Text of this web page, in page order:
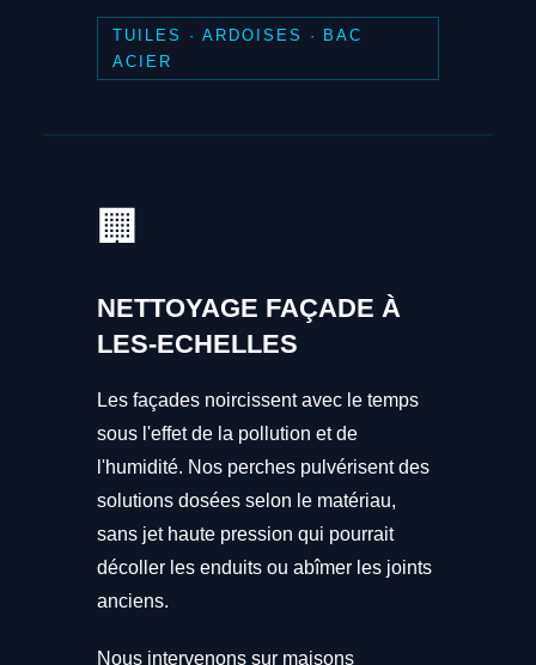
TUILES · ARDOISES · BAC
ACIER
🏢
NETTOYAGE FAÇADE À
LES-ECHELLES
Les façades noircissent avec le temps
sous l'effet de la pollution et de
l'humidité. Nos perches pulvérisent des
solutions dosées selon le matériau,
sans jet haute pression qui pourrait
décoller les enduits ou abîmer les joints
anciens.
Nous intervenons sur maisons